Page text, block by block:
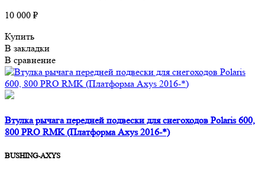
10 000 ₽
Купить
В закладки
В сравнение
Втулка рычага передней подвески для снегоходов Polaris 600,
800 PRO RMK (Платформа Axys 2016-*)
BUSHING-AXYS